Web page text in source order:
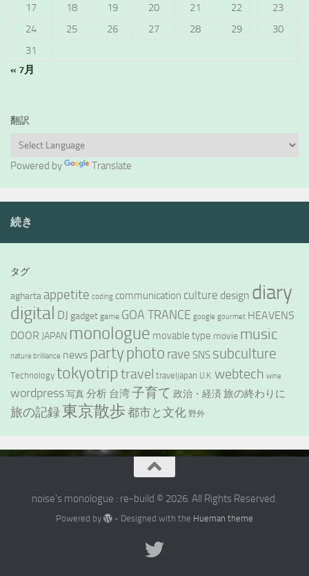
17
18 19 20 21 22
23
24
25 26 27 28 29
30
31
« 7月
翻訳
Powered by Translate
続き
タグ
agharta appetite coding communication culture design diary
digital DJ gadget game GOA TRANCE google gourmet HEAVENS
DOOR JAPAN monologue movable type movie music
nature brilliance news partyphoto rave SNS subculture
Technology tokyotriptravel traveljapan U.K. webtech wine
wordpress 写真 分析 台湾子育て 政治・経済 旅の終わりに
旅の記録東京散歩 都市と文化 野外
noise's monologue : re-build © 2026. All Rights Reserved.
Powered by - Designed with the Hueman theme